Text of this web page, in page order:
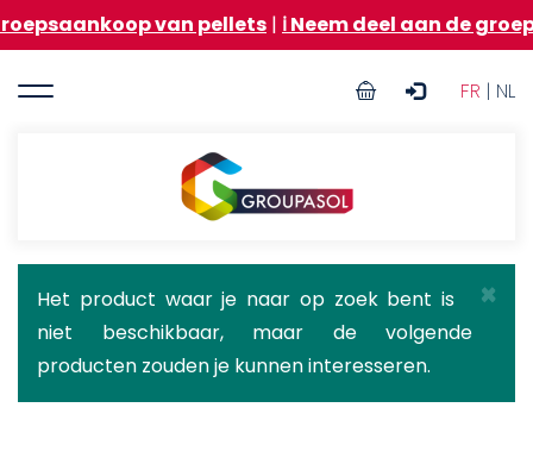
en
de
van pellets|ℹ️ Neem deel aan de
FR | NL
User
Groupasol
×
Statusbericht
Het product waar je naar op zoek bent is
niet beschikbaar, maar de volgende
producten zouden je kunnen interesseren.